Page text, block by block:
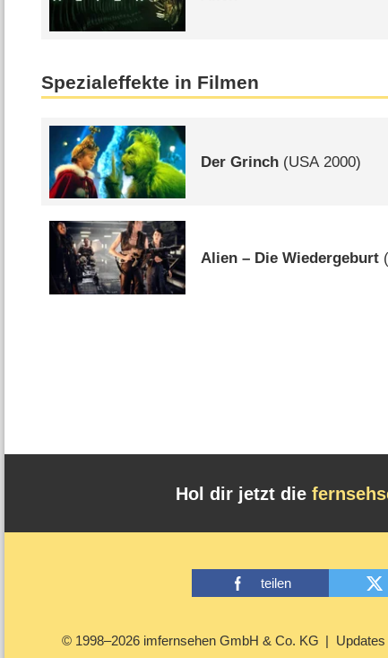
Spezialeffekte in Filmen
Der Grinch (USA 2000)
Alien – Die Wiedergeburt (
Hol dir jetzt die
teilen
© 1998–2026 imfernsehen GmbH & Co. KG Updates